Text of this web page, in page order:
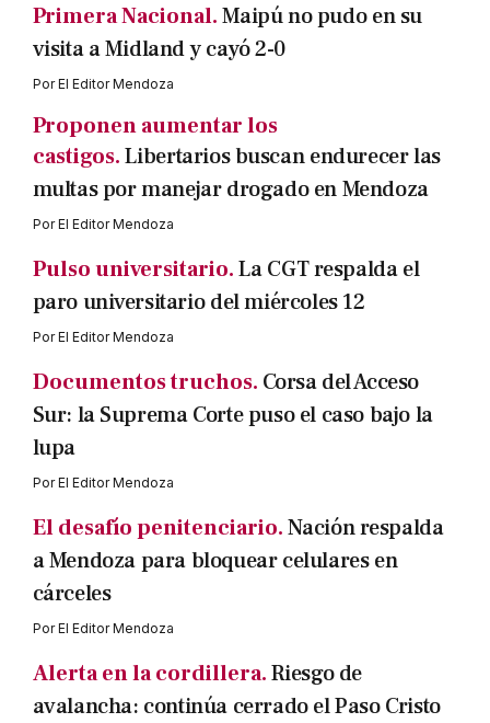
Primera Nacional.Maipú no pudo en su
visita a Midland y cayó 2-0
PorEl Editor Mendoza
Proponen aumentar los
castigos.Libertarios buscan endurecer las
multas por manejar drogado en Mendoza
PorEl Editor Mendoza
Pulso universitario.La CGT respalda el
paro universitario del miércoles 12
PorEl Editor Mendoza
Documentos truchos. Corsa del Acceso
Sur: la Suprema Corte puso el caso bajo la
lupa
PorEl Editor Mendoza
El desafío penitenciario.Nación respalda
a Mendoza para bloquear celulares en
cárceles
PorEl Editor Mendoza
Alerta en la cordillera.Riesgo de
avalancha: continúa cerrado el Paso Cristo